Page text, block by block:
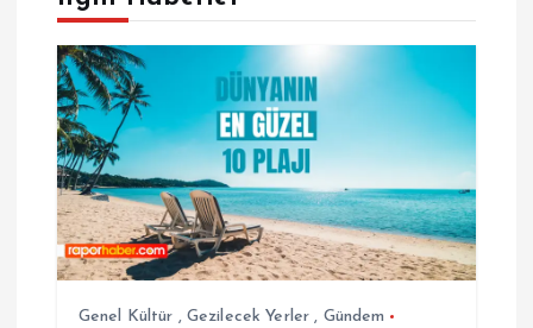
g
e
z
Genel Kültür , Gezilecek Yerler , Gündem